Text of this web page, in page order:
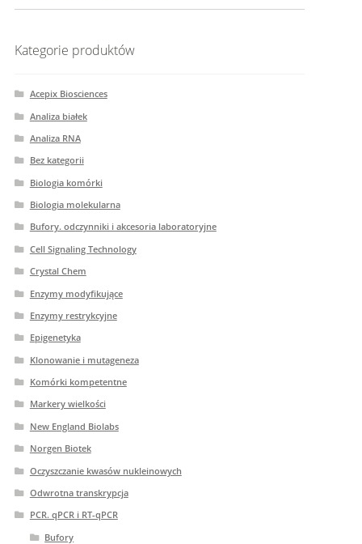
Kategorie produktów
Acepix Biosciences
Analiza białek
Analiza RNA
Bez kategorii
Biologia komórki
Biologia molekularna
Bufory. odczynniki i akcesoria laboratoryjne
Cell Signaling Technology
Crystal Chem
Enzymy modyfikujące
Enzymy restrykcyjne
Epigenetyka
Klonowanie i mutageneza
Komórki kompetentne
Markery wielkości
New England Biolabs
Norgen Biotek
Oczyszczanie kwasów nukleinowych
Odwrotna transkrypcja
PCR. qPCR i RT-qPCR
Bufory